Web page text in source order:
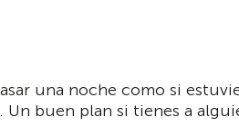
una noche como si
buen plan si tienes a